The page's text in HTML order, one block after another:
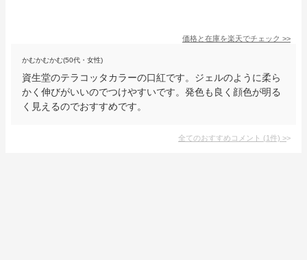
価格と在庫を楽天でチェック >>
かむかむかむ(50代・女性)
資生堂のテラコッタカラーの口紅です。ジェルのように柔ら
かく伸びがいいのでつけやすいです。発色も良く顔色が明る
く見えるのでおすすめです。
全てのおすすめコメント (1件) >